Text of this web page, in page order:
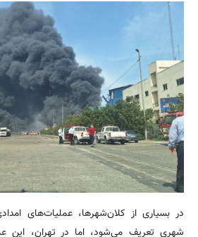
در بسیاری از کلان‌شهرها، عملیات‌های
شهری تعریف می‌شود، اما در تهران، این